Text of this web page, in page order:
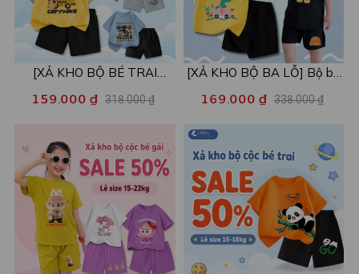
[XẢ KHO BỘ BÉ TRAI
nhiều mẫu - Quần áo bé trai
XB003
159.000 ₫ 318.000 ₫
[XẢ KHO BỘ BA LỖ] Bộ ba
size từ 15-40kg - Quần áo
bé trai - Loza Kids XABL01
169.000 ₫ 338.000 ₫